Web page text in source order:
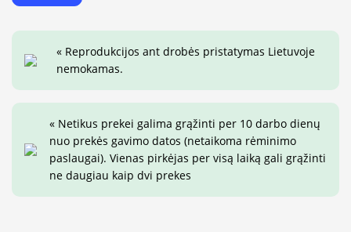
« Reprodukcijos ant drobės pristatymas Lietuvoje
nemokamas.
« Netikus prekei galima grąžinti per 10 darbo dienų
nuo prekės gavimo datos (netaikoma rėminimo
paslaugai). Vienas pirkėjas per visą laiką gali grąžinti
ne daugiau kaip dvi prekes